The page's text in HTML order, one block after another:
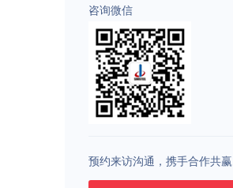
咨询微信
预约来访沟通，携手合作共赢